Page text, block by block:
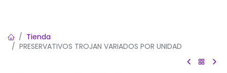
Tienda
PRESERVATIVOS TROJAN VARIADOS POR UNIDAD